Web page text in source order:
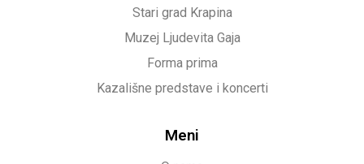
Stari grad Krapina
Muzej Ljudevita Gaja
Forma prima
Kazališne predstave i koncerti
Meni